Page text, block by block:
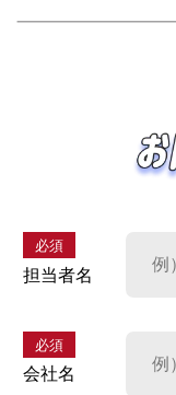
必須
担当者名
必須
会社名